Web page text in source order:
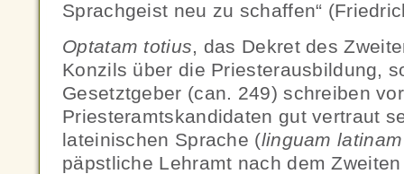
Sprachgeist neu zu schaffen“
Optatam totius, das Dekret des
Konzils über die Priesterausbildung,
Gesetztgeber (can. 249) schreiben
Priesteramtskandidaten gut vertraut
lateinischen Sprache (linguam
päpstliche Lehramt nach dem